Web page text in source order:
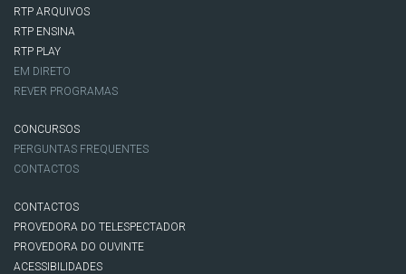
RTP ARQUIVOS
RTP ENSINA
RTP PLAY
EM DIRETO
REVER PROGRAMAS
CONCURSOS
PERGUNTAS FREQUENTES
CONTACTOS
CONTACTOS
PROVEDORA DO TELESPECTADOR
PROVEDORA DO OUVINTE
ACESSIBILIDADES